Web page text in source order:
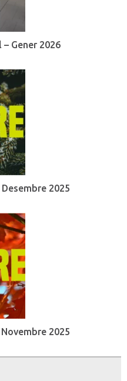
Gener 2026
2025
2025